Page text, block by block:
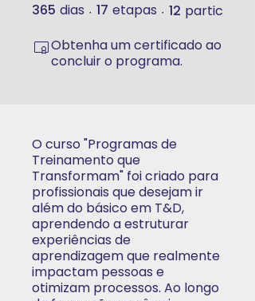
365 dias 365 dias
17 etapas 17 etapas
12
Obtenha um certificado ao
concluir o programa.
O curso "Programas de
Treinamento que
Transformam" foi criado para
profissionais que desejam ir
além do básico em T&D,
aprendendo a estruturar
experiências de
aprendizagem que realmente
impactam pessoas e
otimizam processos. Ao longo